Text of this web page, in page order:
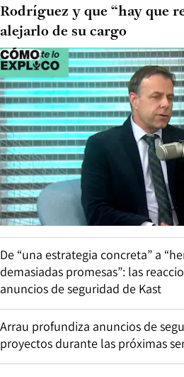
Rodríguez y que “hay que
alejarlo de su cargo
De “una estrategia concreta” a
demasiadas promesas”: las
anuncios de seguridad de Kast
Arrau profundiza anuncios de
proyectos durante las próximas